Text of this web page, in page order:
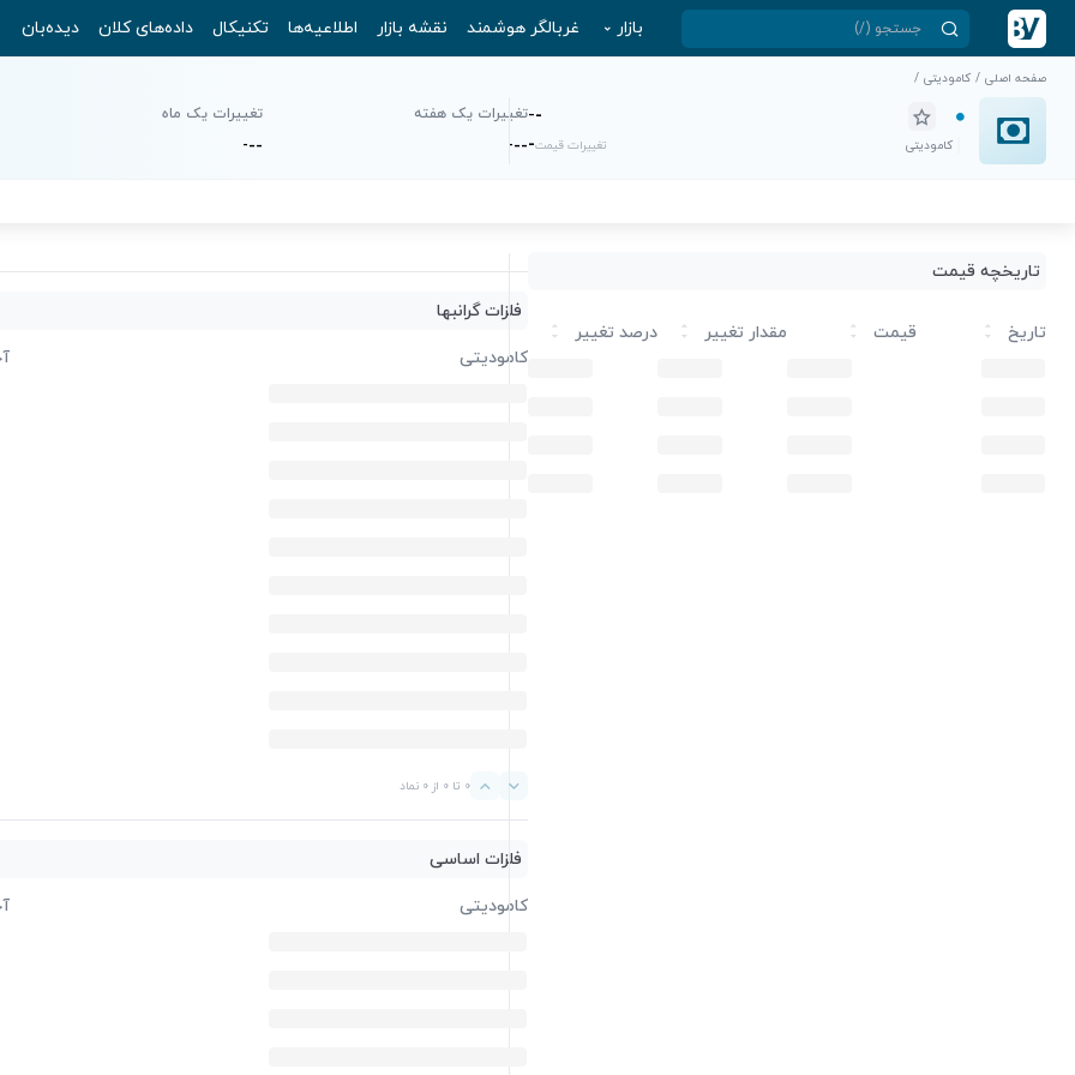
بازار غربالگر هوشمند نقشه بازار اطلاعیه‌ها تکنیکال داده‌های کلان دیده‌بان
صفحه اصلی / کامودیتی /
-
-
کامودیتی تغییرات قیمت-
تغییرات یک هفته
-
-
-
تغییرات یک ماه
-
-
-
تاریخچه قیمت
تاریخ قیمت مقدار تغییر درصد تغییر
فلزات گرانبها
کامودیتی
0 تا 0 از 0 نماد
فلزات اساسی
کامودیتی